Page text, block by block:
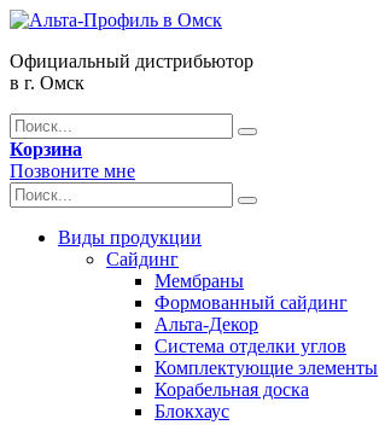
Официальный дистрибьютор
в г. Омск
Корзина
Позвоните мне
Виды продукции
Сайдинг
Мембраны
Формованный сайдинг
Альта-Декор
Система отделки углов
Комплектующие элементы
Корабельная доска
Блокхаус